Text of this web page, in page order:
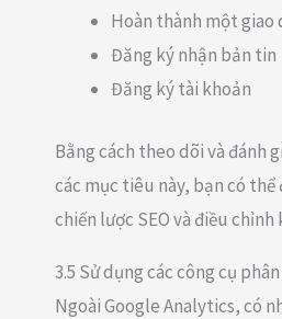
Hoàn thành một giao
Đăng ký nhận bản tin
Đăng ký tài khoản
Bằng cách theo dõi và đánh
các mục tiêu này, bạn có
chiến lược SEO và điều
3.5 Sử dụng các công cụ
Ngoài Google Analytics, có